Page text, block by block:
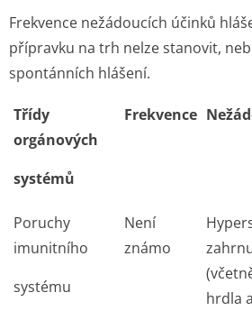
Frekvence nežádoucích účinků
přípravku na trh nelze stanovit,
spontánních hlášení.
Třídy
orgánových
systémů
Frekvence
Poruchy
imunitního
systému
Není
známo
hrdla